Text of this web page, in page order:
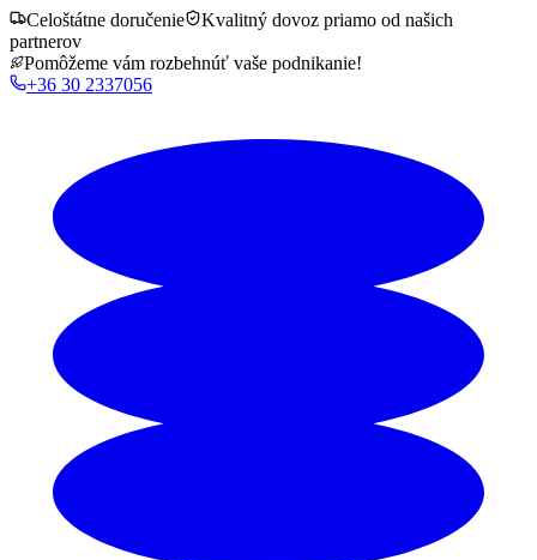
Celoštátne doručenie
Kvalitný dovoz priamo od našich
partnerov
Pomôžeme vám rozbehnúť vaše podnikanie!
+36 30 2337056